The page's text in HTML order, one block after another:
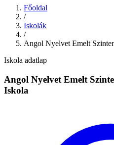
Főoldal
/
Iskolák
/
Angol Nyelvet Emelt
Iskola adatlap
Angol Nyelvet Emelt
Iskola